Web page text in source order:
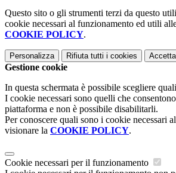
Questo sito o gli strumenti terzi da questo
cookie necessari al funzionamento ed utili
COOKIE POLICY.
Personalizza Rifiuta tutti i cookies
Gestione cookie
In questa schermata è possibile scegliere
I cookie necessari sono quelli che
piattaforma e non è possibile disabilitarli.
Per conoscere quali sono i cookie necessari
visionare la COOKIE POLICY.
Cookie necessari per il funzionamento